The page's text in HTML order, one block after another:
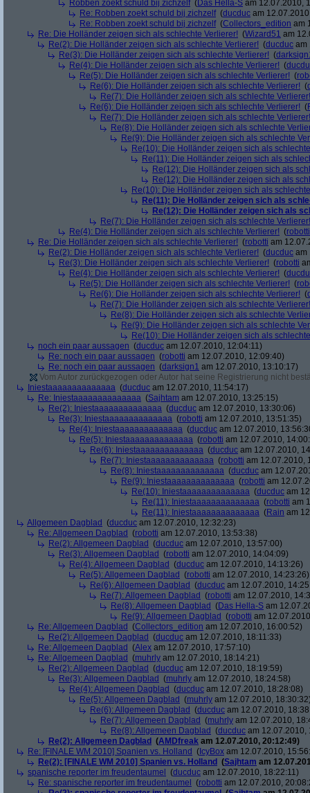
Robben zoekt schuld bij zichzelf(Das Hella-S am 12.07.2010,
Re: Robben zoekt schuld bij zichzelf(ducduc am
Re: Robben zoekt schuld bij zichzelf(Collectors_edition am
Re: Die Holländer zeigen sich als schlechte Verlierer! (Wizard51 am
Re(2): Die Holländer zeigen sich als schlechte Verlierer! (ducduc am
Re(3): Die Holländer zeigen sich als schlechte Verlierer! (
Re(4): Die Holländer zeigen sich als schlechte Verlierer! (
Re(5): Die Holländer zeigen sich als schlechte Verlierer! (
Re(6): Die Holländer zeigen sich als schlechte Verlierer! (
Re(7): Die Holländer zeigen sich als schlechte Verlierer!
Re(6): Die Holländer zeigen sich als schlechte Verlierer! (
Re(7): Die Holländer zeigen sich als schlechte Verlierer!
Re(8): Die Holländer zeigen sich als schlechte
Re(9): Die Holländer zeigen sich als schlechte
Re(10): Die Holländer zeigen sich als
Re(11): Die Holländer zeigen sich als
Re(12): Die Holländer zeigen sich als
Re(12): Die Holländer zeigen sich als
Re(10): Die Holländer zeigen sich als
Re(11): Die Holländer zeigen sich als
Re(12): Die Holländer zeigen sich als
Re(7): Die Holländer zeigen sich als schlechte Verlierer!
Re(4): Die Holländer zeigen sich als schlechte Verlierer! (robotti
Re: Die Holländer zeigen sich als schlechte Verlierer! (robotti am
Re(2): Die Holländer zeigen sich als schlechte Verlierer! (ducduc am
Re(3): Die Holländer zeigen sich als schlechte Verlierer! (robotti
Re(4): Die Holländer zeigen sich als schlechte Verlierer! (
Re(5): Die Holländer zeigen sich als schlechte Verlierer! (
Re(6): Die Holländer zeigen sich als schlechte Verlierer! (
Re(7): Die Holländer zeigen sich als schlechte Verlierer!
Re(8): Die Holländer zeigen sich als schlechte
Re(9): Die Holländer zeigen sich als schlechte
Re(10): Die Holländer zeigen sich als
noch ein paar aussagen (ducduc am 12.07.2010, 12:04:11)
Re: noch ein paar aussagen (robotti am 12.07.2010, 12:09:40)
Re: noch ein paar aussagen (darksign1 am 12.07.2010, 13:10:17)
Vom Autor zurückgezogen oder Autor hat seine Registrierung nicht
Iniestaaaaaaaaaaaaaa (ducduc am 12.07.2010, 11:54:17)
Re: Iniestaaaaaaaaaaaaaa (Sajhtam am 12.07.2010, 13:25:15)
Re(2): Iniestaaaaaaaaaaaaaa (ducduc am 12.07.2010, 13:30:06)
Re(3): Iniestaaaaaaaaaaaaaa (robotti am 12.07.2010, 13:51:35)
Re(4): Iniestaaaaaaaaaaaaaa (ducduc am 12.07.2010,
Re(5): Iniestaaaaaaaaaaaaaa (robotti am 12.07.2010,
Re(6): Iniestaaaaaaaaaaaaaa (ducduc am 12.07.2010,
Re(7): Iniestaaaaaaaaaaaaaa (robotti am 12.07.2010,
Re(8): Iniestaaaaaaaaaaaaaa (ducduc am
Re(9): Iniestaaaaaaaaaaaaaa (robotti am
Re(10): Iniestaaaaaaaaaaaaaa (ducduc am
Re(11): Iniestaaaaaaaaaaaaaa (robotti am
Re(11): Iniestaaaaaaaaaaaaaa (Rain am
Allgemeen Dagblad (ducduc am 12.07.2010, 12:32:23)
Re: Allgemeen Dagblad (robotti am 12.07.2010, 13:53:38)
Re(2): Allgemeen Dagblad (ducduc am 12.07.2010, 13:57:00)
Re(3): Allgemeen Dagblad (robotti am 12.07.2010, 14:04:09)
Re(4): Allgemeen Dagblad (ducduc am 12.07.2010, 14:13:26)
Re(5): Allgemeen Dagblad (robotti am 12.07.2010, 14:23:26)
Re(6): Allgemeen Dagblad (ducduc am 12.07.2010,
Re(7): Allgemeen Dagblad (robotti am 12.07.2010,
Re(8): Allgemeen Dagblad (Das Hella-S am
Re(9): Allgemeen Dagblad (robotti am
Re: Allgemeen Dagblad (Collectors_edition am 12.07.2010, 16:00:52)
Re(2): Allgemeen Dagblad (ducduc am 12.07.2010, 18:11:33)
Re: Allgemeen Dagblad (Alex am 12.07.2010, 17:57:10)
Re: Allgemeen Dagblad (muhrly am 12.07.2010, 18:14:21)
Re(2): Allgemeen Dagblad (ducduc am 12.07.2010, 18:19:59)
Re(3): Allgemeen Dagblad (muhrly am 12.07.2010, 18:24:58)
Re(4): Allgemeen Dagblad (ducduc am 12.07.2010, 18:28:08)
Re(5): Allgemeen Dagblad (muhrly am 12.07.2010,
Re(6): Allgemeen Dagblad (ducduc am 12.07.2010,
Re(7): Allgemeen Dagblad (muhrly am 12.07.2010,
Re(8): Allgemeen Dagblad (ducduc am 12.07.2010,
Re(2): Allgemeen Dagblad (AMDfreak am 12.07.2010, 20:12:49)
Re: [FINALE WM 2010] Spanien vs. Holland ( IcyBox am 12.07.2010,
Re(2): [FINALE WM 2010] Spanien vs. Holland (Sajhtam am
spanische reporter im freudentaumel
(ducduc am 12.07.2010, 18:22:11)
Re: spanische reporter im freudentaumel
(robotti am 12.07.2010,